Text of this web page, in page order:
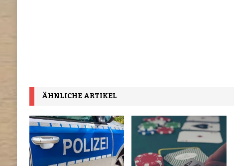
ÄHNLICHE ARTIKEL